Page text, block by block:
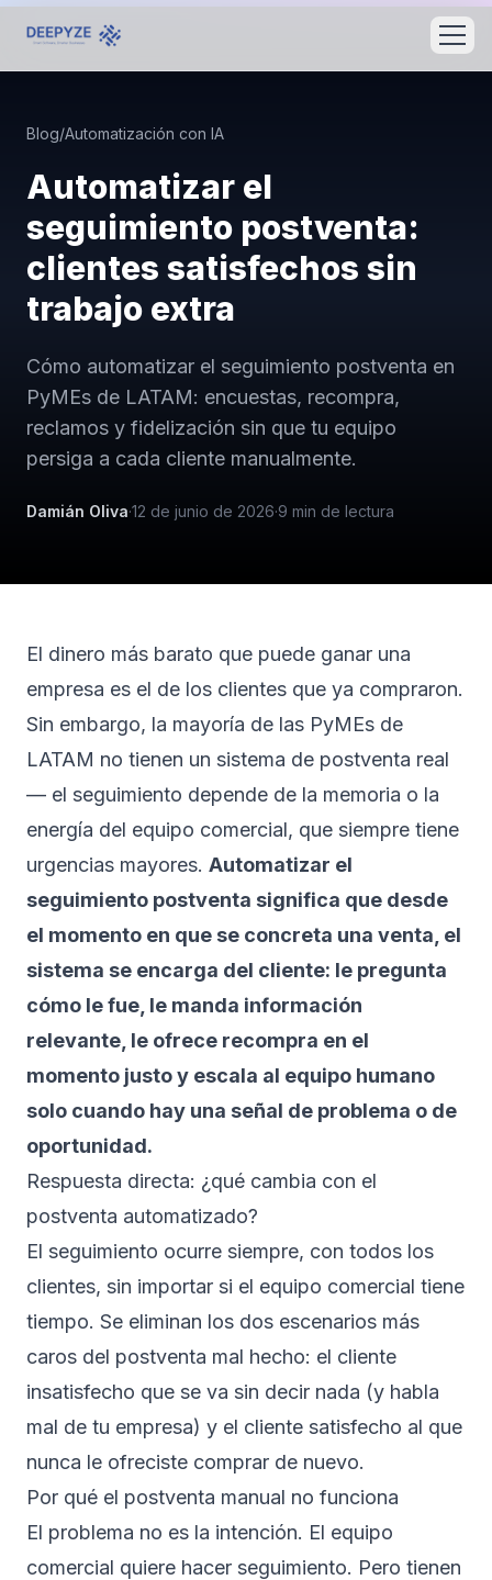
Blog/Automatización con IA
Automatizar el
seguimiento postventa:
clientes satisfechos sin
trabajo extra
Cómo automatizar el seguimiento postventa en
PyMEs de LATAM: encuestas, recompra,
reclamos y fidelización sin que tu equipo
persiga a cada cliente manualmente.
Damián Oliva·12 de junio de 2026·9 min de lectura
El dinero más barato que puede ganar una
empresa es el de los clientes que ya compraron.
Sin embargo, la mayoría de las PyMEs de
LATAM no tienen un sistema de postventa real
— el seguimiento depende de la memoria o la
energía del equipo comercial, que siempre tiene
urgencias mayores. Automatizar el
seguimiento postventa significa que desde
el momento en que se concreta una venta, el
sistema se encarga del cliente: le pregunta
cómo le fue, le manda información
relevante, le ofrece recompra en el
momento justo y escala al equipo humano
solo cuando hay una señal de problema o de
oportunidad.
Respuesta directa: ¿qué cambia con el
postventa automatizado?
El seguimiento ocurre siempre, con todos los
clientes, sin importar si el equipo comercial tiene
tiempo. Se eliminan los dos escenarios más
caros del postventa mal hecho: el cliente
insatisfecho que se va sin decir nada (y habla
mal de tu empresa) y el cliente satisfecho al que
nunca le ofreciste comprar de nuevo.
Por qué el postventa manual no funciona
El problema no es la intención. El equipo
comercial quiere hacer seguimiento. Pero tienen